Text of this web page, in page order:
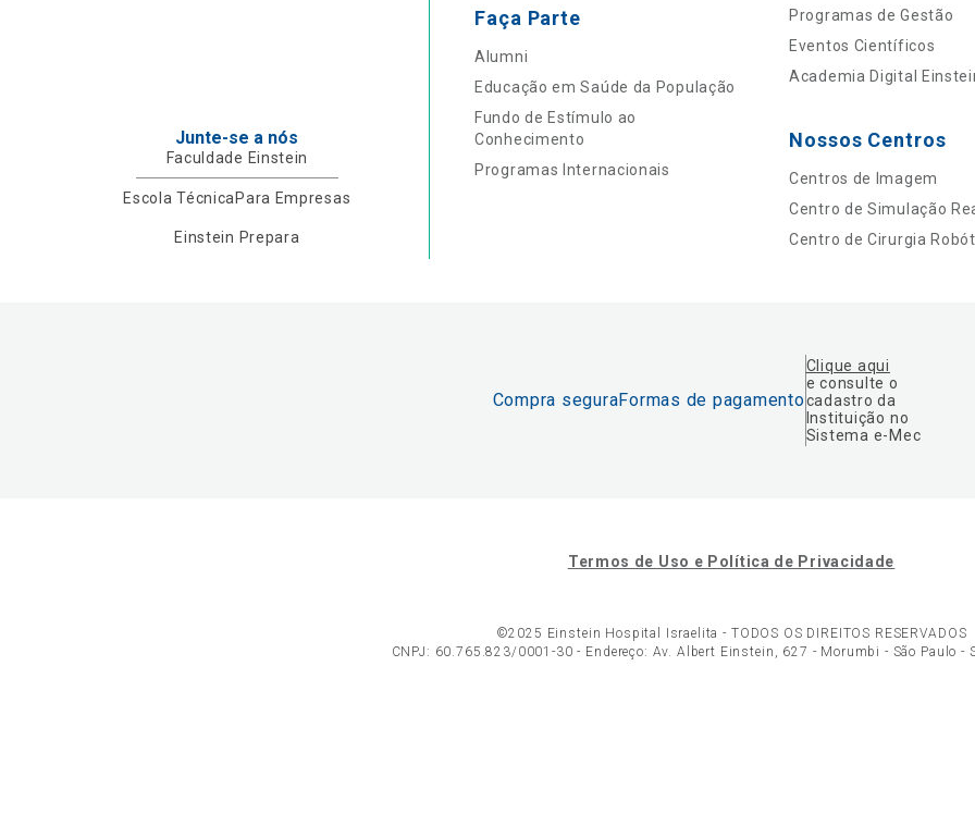
Junte-se a nós
Faculdade Einstein
Escola TécnicaPara Empresas
Einstein Prepara
Faça Parte
Alumni
Educação em Saúde da População
Fundo de Estímulo ao
Conhecimento
Programas Internacionais
Programas de Gestão
Eventos Científicos
Academia Digital
Nossos Centros
Centros de Imagem
Centro de Simulação
Centro de Cirurgia
Compra seguraFormas de pagamento
Clique aqui
e consulte o
cadastro da
Instituição no
Sistema e-Mec
Termos de Uso e Política de Privacidade
©2025 Einstein Hospital Israelita - TODOS OS DIREITOS RESERVADOS
CNPJ: 60.765.823/0001-30 - Endereço: Av. Albert Einstein, 627 - Morumbi - São Paulo -